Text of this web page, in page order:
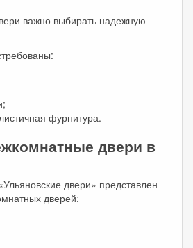
важно выбирать надежную
фурнитура.
двери в
двери» представлен
дверей: